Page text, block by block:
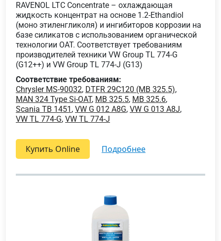
RAVENOL LTC Concentrate – охлаждающая
жидкость концентрат на основе 1.2-Ethandiol
(моно этиленгликоля) и ингибиторов коррозии на
базе силикатов с использованием органической
технологии OAT. Соответствует требованиям
производителей техники VW Group TL 774-G
(G12++) и VW Group TL 774-J (G13)
Соответствие требованиям:
Chrysler MS-90032, DTFR 29C120 (MB 325.5),
MAN 324 Type Si-OAT, MB 325.5, MB 325.6,
Scania TB 1451 , VW G 012 A8G, VW G 013 A8J,
VW TL 774-G, VW TL 774-J
Купить Online подробнее